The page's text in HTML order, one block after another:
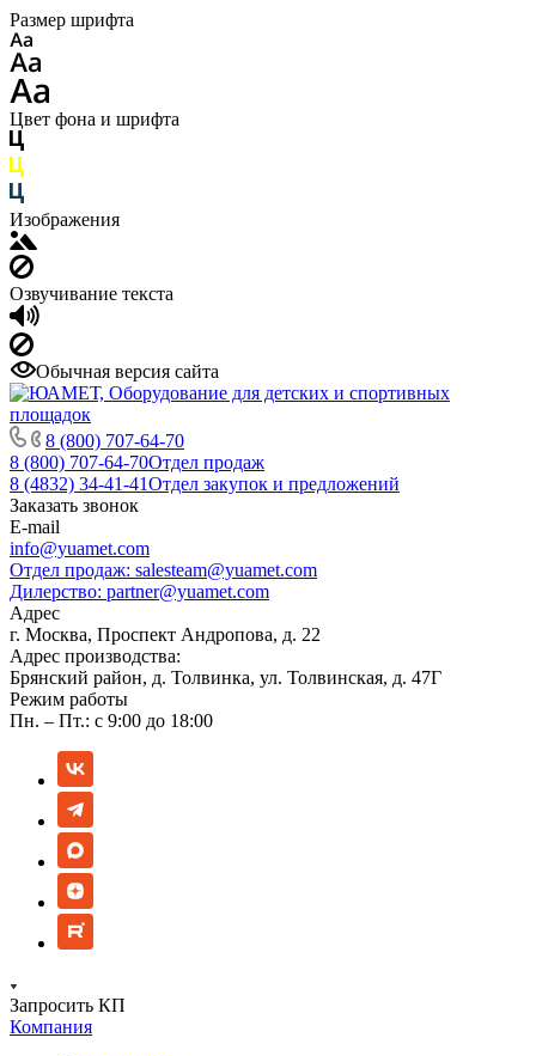
Размер шрифта
Цвет фона и шрифта
Изображения
Озвучивание текста
Обычная версия сайта
8 (800) 707-64-70
8 (800) 707-64-70Отдел продаж
8 (4832) 34-41-41Отдел закупок и предложений
Заказать звонок
E-mail
info@yuamet.com
Отдел продаж: salesteam@yuamet.com
Дилерство: partner@yuamet.com
Адрес
г. Москва, Проспект Андропова, д. 22
Адрес производства:
Брянский район, д. Толвинка, ул. Толвинская, д. 47Г
Режим работы
Пн. – Пт.: с 9:00 до 18:00
Запросить КП
Компания